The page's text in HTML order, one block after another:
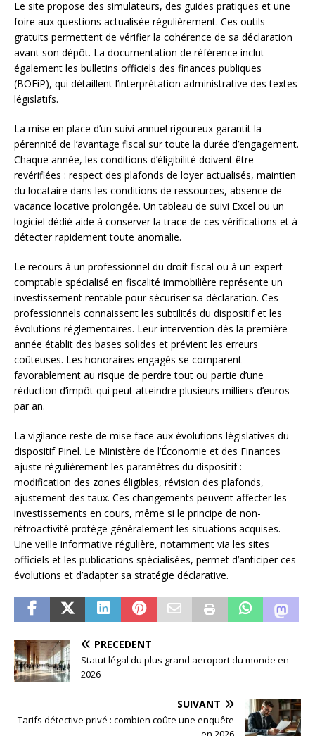
Le site propose des simulateurs, des guides pratiques et une
foire aux questions actualisée régulièrement. Ces outils
gratuits permettent de vérifier la cohérence de sa déclaration
avant son dépôt. La documentation de référence inclut
également les bulletins officiels des finances publiques
(BOFiP), qui détaillent l’interprétation administrative des textes
législatifs.
La mise en place d’un suivi annuel rigoureux garantit la
pérennité de l’avantage fiscal sur toute la durée d’engagement.
Chaque année, les conditions d’éligibilité doivent être
revérifiées : respect des plafonds de loyer actualisés, maintien
du locataire dans les conditions de ressources, absence de
vacance locative prolongée. Un tableau de suivi Excel ou un
logiciel dédié aide à conserver la trace de ces vérifications et à
détecter rapidement toute anomalie.
Le recours à un professionnel du droit fiscal ou à un expert-
comptable spécialisé en fiscalité immobilière représente un
investissement rentable pour sécuriser sa déclaration. Ces
professionnels connaissent les subtilités du dispositif et les
évolutions réglementaires. Leur intervention dès la première
année établit des bases solides et prévient les erreurs
coûteuses. Les honoraires engagés se comparent
favorablement au risque de perdre tout ou partie d’une
réduction d’impôt qui peut atteindre plusieurs milliers d’euros
par an.
La vigilance reste de mise face aux évolutions législatives du
dispositif Pinel. Le Ministère de l’Économie et des Finances
ajuste régulièrement les paramètres du dispositif :
modification des zones éligibles, révision des plafonds,
ajustement des taux. Ces changements peuvent affecter les
investissements en cours, même si le principe de non-
rétroactivité protège généralement les situations acquises.
Une veille informative régulière, notamment via les sites
officiels et les publications spécialisées, permet d’anticiper ces
évolutions et d’adapter sa stratégie déclarative.
PRÉCÉDENT
Statut légal du plus grand aeroport du monde en
2026
SUIVANT
Tarifs détective privé : combien coûte une enquête